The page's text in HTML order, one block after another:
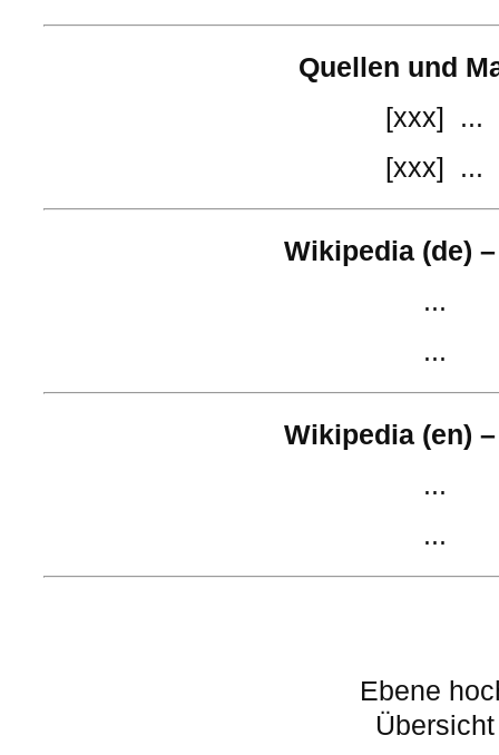
Quellen und
[xxx] ...
[xxx] ...
Wikipedia (de)
...
...
Wikipedia (en)
...
...
Ebene
Übersicht